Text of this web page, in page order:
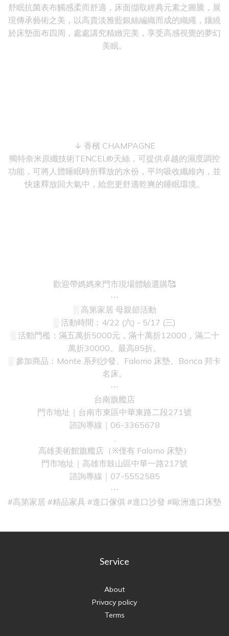
舒眠抗菌表布觸感柔而舒適，床面擷取經典元素之圖騰，展
現傳承藝術之美，以高貴淡雅藍銀絲編織而成的織繩，鑲繞
於床墊面布四周，處處講究精緻完美，享受高感視覺的夢幻
美眠。
↓ 香檳 CHAMPAGNE
獨特奈米原纖技術TENCEL®天絲，可提供卓越的濕度調控
功能，可將人體睡眠時所釋放的水份，平均吸收纖維內，並
快速釋放回大氣中，給您更舒適乾爽的睡眠環境。
歡迎帶媽媽來門市現場體驗選購🥰
⋯
░ 高第家居 母親節活動
░ 活動時間：4/22 (六) - 5/17 (三)
░ 活動門檻：滿五萬折5000元，滿十萬折12000，滿二十
萬折30000、最高85折。
░ 參加商品：Monte 系列沙發、Falomo 床墊、Bonca 邦卡
名床。
⋯
台南旗艦店
門市地址｜台南市東區中華東路二段271號
諮詢專線｜06-3365678
.
高雄美術館旗艦店（※僅有 Falomo 床墊）
門市地址｜高雄市鼓山區中華一路217號
諮詢專線｜07-5552585
⋯
#高第家居 #精品家具 #進口傢俱 #進口沙發 #歐洲進口床墊
Service
About
Privacy policy
Terms